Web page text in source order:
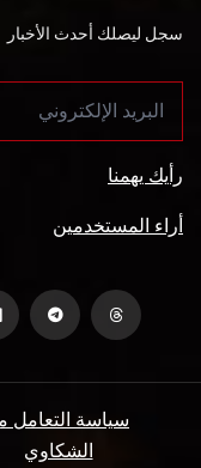
سجل ليصلك أحدث الأخبار
رأيك يهمنا
أراء المستخدمين
سياسة التعامل
الشكاوي